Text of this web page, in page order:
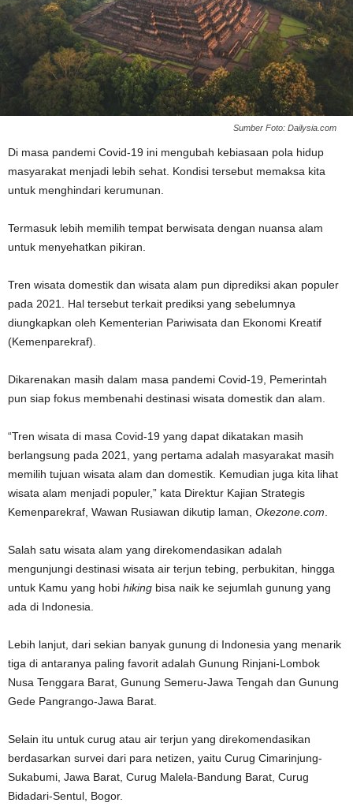
Sumber Foto: Dailysia.com
Di masa pandemi Covid-19 ini mengubah kebiasaan pola hidup
masyarakat menjadi lebih sehat. Kondisi tersebut memaksa kita
untuk menghindari kerumunan.
Termasuk lebih memilih tempat berwisata dengan nuansa alam
untuk menyehatkan pikiran.
Tren wisata domestik dan wisata alam pun diprediksi akan populer
pada 2021. Hal tersebut terkait prediksi yang sebelumnya
diungkapkan oleh Kementerian Pariwisata dan Ekonomi Kreatif
(Kemenparekraf).
Dikarenakan masih dalam masa pandemi Covid-19, Pemerintah
pun siap fokus membenahi destinasi wisata domestik dan alam.
“Tren wisata di masa Covid-19 yang dapat dikatakan masih
berlangsung pada 2021, yang pertama adalah masyarakat masih
memilih tujuan wisata alam dan domestik. Kemudian juga kita lihat
wisata alam menjadi populer,” kata Direktur Kajian Strategis
Kemenparekraf, Wawan Rusiawan dikutip laman, Okezone.com.
Salah satu wisata alam yang direkomendasikan adalah
mengunjungi destinasi wisata air terjun tebing, perbukitan, hingga
untuk Kamu yang hobi hiking bisa naik ke sejumlah gunung yang
ada di Indonesia.
Lebih lanjut, dari sekian banyak gunung di Indonesia yang menarik
tiga di antaranya paling favorit adalah Gunung Rinjani-Lombok
Nusa Tenggara Barat, Gunung Semeru-Jawa Tengah dan Gunung
Gede Pangrango-Jawa Barat.
Selain itu untuk curug atau air terjun yang direkomendasikan
berdasarkan survei dari para netizen, yaitu Curug Cimarinjung-
Sukabumi, Jawa Barat, Curug Malela-Bandung Barat, Curug
Bidadari-Sentul, Bogor.